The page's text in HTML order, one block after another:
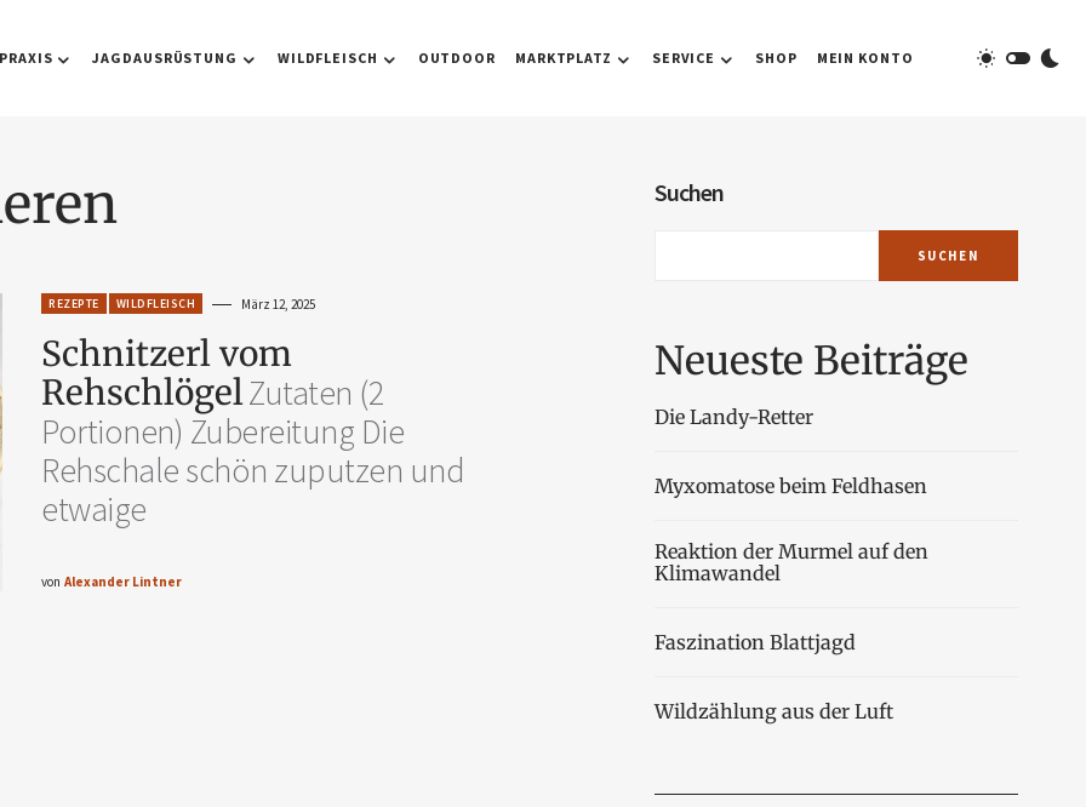
JAGDAUSRÜSTUNG WILDFLEISCH OUTDOOR MARKTPLATZ SERVICE SHOP MEIN KONTO
REZEPTE WILDFLEISCH März 12, 2025
Schnitzerl vom
RehschlögelZutaten (2
Portionen) Zubereitung Die
Rehschale schön zuputzen und
­etwaige
von Alexander Lintner
Suchen
SUCHEN
Neueste Beiträge
Die Landy-Retter
Myxomatose beim Feldhasen
Reaktion der Murmel auf den
Klimawandel
Faszination Blattjagd
Wildzählung aus der Luft